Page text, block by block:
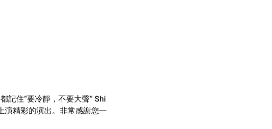
記住“要冷靜，不要大聲” Shi
演精彩的演出。非常感謝您一